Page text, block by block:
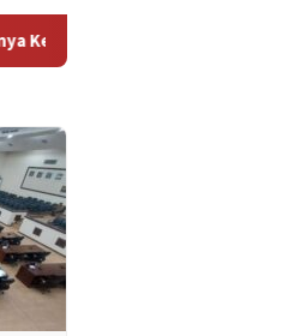
Motor Kesayangannya